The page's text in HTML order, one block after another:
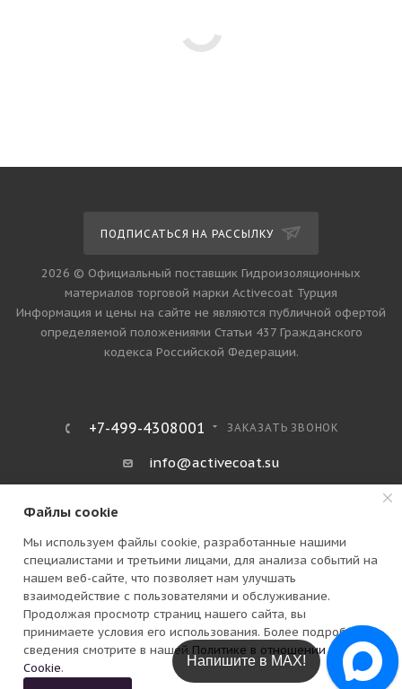
В КОРЗИНУ
ПОДПИСАТЬСЯ НА РАССЫЛКУ
2026 © Официальный поставщик Гидроизоляционных
материалов торговой марки Activecoat Турция
Информация и цены на сайте не являются публичной офертой
определяемой положениями Статьи 437 Гражданского
кодекса Российской Федерации.
+7-499-4308001 ЗАКАЗАТЬ ЗВОНОК
info@activecoat.su
ПОЛИТИКА КОНФИДЕНЦИАЛЬНОСТИ
Файлы cookie
Мы используем файлы cookie, разработанные нашими
специалистами и третьими лицами, для анализа событий на
нашем веб-сайте, что позволяет нам улучшать
взаимодействие с пользователями и обслуживание.
Продолжая просмотр страниц нашего сайта, вы
принимаете условия его использования. Более подробные
сведения смотрите в нашей Политике в отношении файлов
Cookie. Напишите в Telegram!